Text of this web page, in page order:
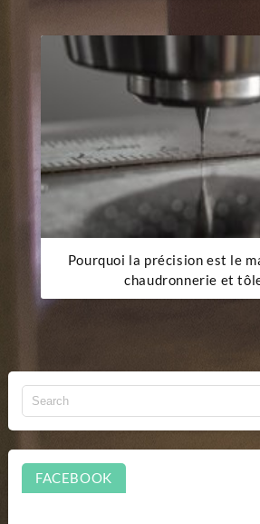
Pourquoi la précision est le
chaudronnerie et
FACEBOOK